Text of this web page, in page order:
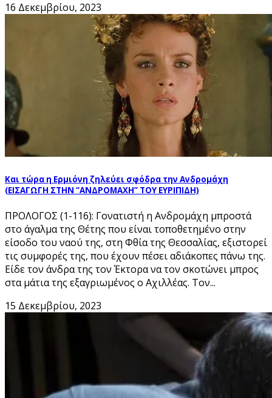
16 Δεκεμβρίου, 2023
Και τώρα η Ερμιόνη ζηλεύει σφόδρα την Ανδρομάχη
(ΕΙΣΑΓΩΓΗ ΣΤΗΝ “ΑΝΔΡΟΜΑΧΗ” ΤΟΥ ΕΥΡΙΠΙΔΗ)
ΠΡΟΛΟΓΟΣ (1-116): Γονατιστή η Ανδρομάχη μπροστά
στο άγαλμα της Θέτης που είναι τοποθετημένο στην
είσοδο του ναού της, στη Φθία της Θεσσαλίας, εξιστορεί
τις συμφορές της, που έχουν πέσει αδιάκοπες πάνω της.
Είδε τον άνδρα της τον Έκτορα να τον σκοτώνει μπρος
στα μάτια της εξαγριωμένος ο Αχιλλέας. Τον...
15 Δεκεμβρίου, 2023